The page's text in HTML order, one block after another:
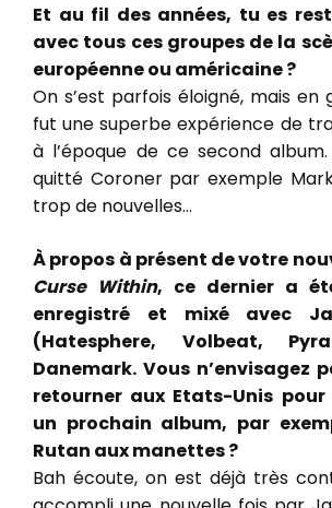
Et au fil des années, tu es
avec tous ces groupes de la
européenne ou américaine ?
On s’est parfois éloigné, mais en
fut une superbe expérience de
à l’époque de ce second album.
quitté Coroner par exemple
trop de nouvelles…
À propos à présent de votre
Curse Within, ce dernier a
enregistré et mixé avec
(Hatesphere, Volbeat,
Danemark. Vous n’envisagez
retourner aux Etats-Unis
un prochain album, par
Rutan aux manettes ?
Bah écoute, on est déjà très